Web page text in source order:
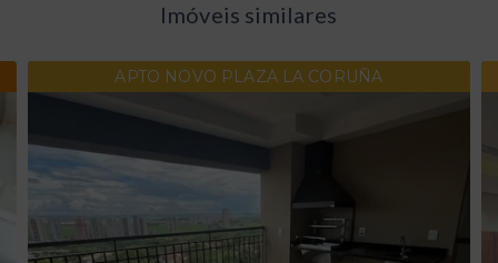
Imóveis similares
APTO NOVO PLAZA LA CORUÑA